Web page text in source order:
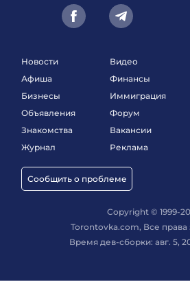
Новости
Афиша
Бизнесы
Объявления
Знакомства
Журнал
Сообщить о проблеме
Видео
Финансы
Иммиграция
Форум
Вакансии
Реклама
Copyright © 1999-
Torontovka.com, Все
Время дев-сборки: авг. 5,